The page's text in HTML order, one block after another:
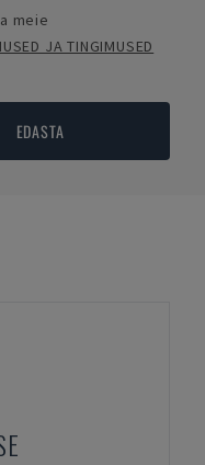
meie
JA TINGIMUSED
EDASTA